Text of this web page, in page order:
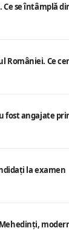
se întâmplă
României. Ce
fost angajate
la examen